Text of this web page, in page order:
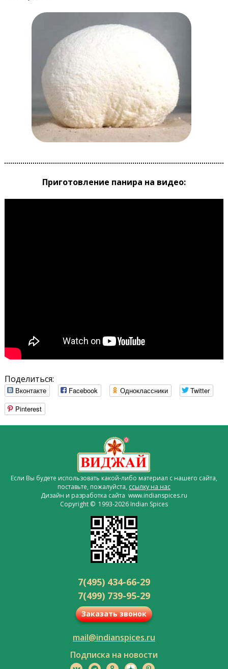
Приготовление панира на видео:
Поделиться:
Вконтакте Facebook Одноклассники
Twitter
Pinterest
Если Вы будете использовать какой-либо материал с нашего сайта,
поставьте, пожалуйста, ссылку на нас
Дизайн и разработка сайта www.indianspices.ru
Copyright © 1993-2026 Indian Spices
7(495) 434-66-29
7(499) 739-95-29
Заказать звонок
mail@indianspices.ru
Подписка на новости